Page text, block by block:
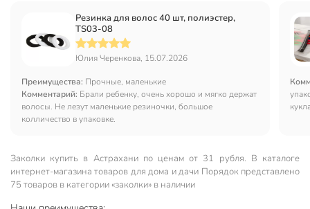
Резинка для волос 40 шт, полиэстер,
TS03-08
Юлия Черенкова, 15.07.2026
Преимущества: Прочные, маленькие
Комментарий: Брали ребенку, очень хорошо и мягко держат
волосы. Не лезут маленькие резиночки, большое
колличество в упаковке.
Заколки купить в Астрахани по ценам от 31 рубля. В каталоге
интернет-магазина товаров для дома и дачи Порядок представлено
75 товаров в категории «заколки» в наличии